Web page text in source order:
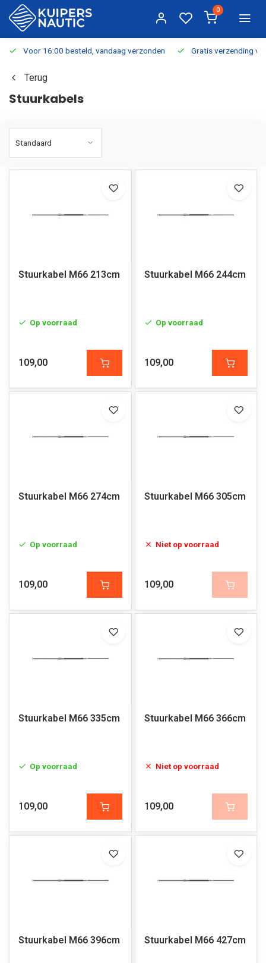
0
Voor 16:00 besteld, vandaag verzonden Gratis verzending
Terug
Stuurkabels
Stuurkabel M66 213cm
Op voorraad
109,00
Stuurkabel M66 244cm
Op voorraad
109,00
Stuurkabel M66 274cm
Op voorraad
109,00
Stuurkabel M66 305cm
Niet op voorraad
109,00
Stuurkabel M66 335cm
Op voorraad
109,00
Stuurkabel M66 366cm
Niet op voorraad
109,00
Stuurkabel M66 396cm Stuurkabel M66 427cm